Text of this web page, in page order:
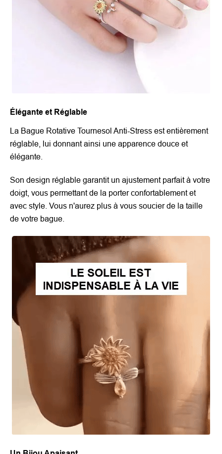
Élégante et Réglable
La Bague Rotative Tournesol Anti-Stress est entièrement
réglable, lui donnant ainsi une apparence douce et
élégante.
Son design réglable garantit un ajustement parfait à votre
doigt, vous permettant de la porter confortablement et
avec style. Vous n'aurez plus à vous soucier de la taille
de votre bague.